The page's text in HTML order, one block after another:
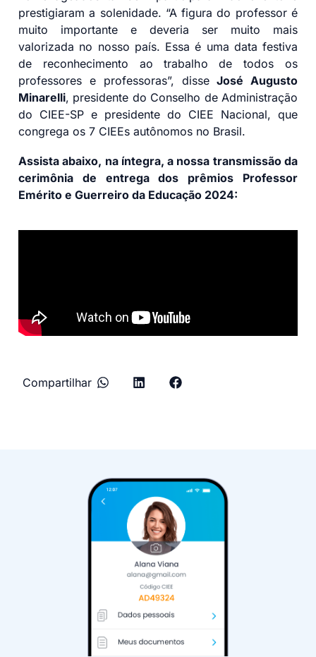
prestigiaram a solenidade. “A figura do professor é
muito importante e deveria ser muito mais
valorizada no nosso país. Essa é uma data festiva
de reconhecimento ao trabalho de todos os
professores e professoras”, disse José Augusto
Minarelli, presidente do Conselho de Administração
do CIEE-SP e presidente do CIEE Nacional, que
congrega os 7 CIEEs autônomos no Brasil.
Assista abaixo, na íntegra, a nossa transmissão da
cerimônia de entrega dos prêmios Professor
Emérito e Guerreiro da Educação 2024:
Compartilhar